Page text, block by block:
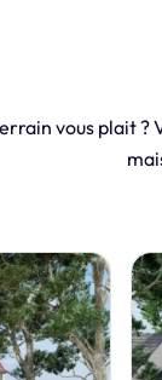
vous plait ?